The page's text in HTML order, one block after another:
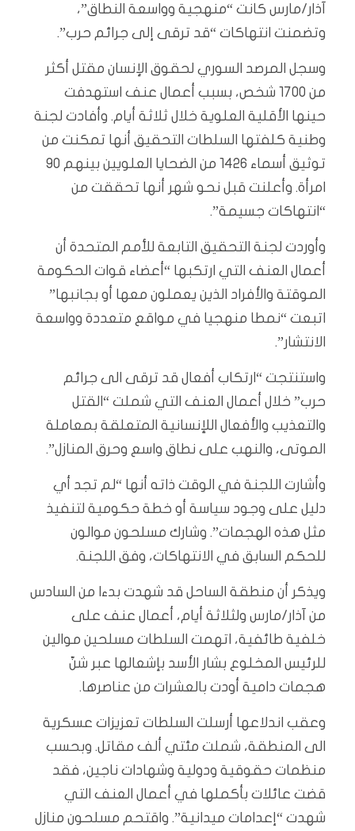
آذار/مارس كانت “منهجية وواسعة النطاق”،
وتضمنت انتهاكات “قد ترقى إلى جرائم حرب”.
وسجل المرصد السوري لحقوق الإنسان مقتل أكثر
من 1700 شخص، بسبب أعمال عنف استهدفت
حينها الأقلية العلوية خلال ثلاثة أيام. وأفادت لجنة
وطنية كلفتها السلطات التحقيق أنها تمكنت من
توثيق أسماء 1426 من الضحايا العلويين بينهم 90
امرأة. وأعلنت قبل نحو شهر أنها تحققت من
“انتهاكات جسيمة”.
وأوردت لجنة التحقيق التابعة للأمم المتحدة أن
أعمال العنف التي ارتكبها “أعضاء قوات الحكومة
الموقتة والأفراد الذين يعملون معها أو بجانبها”
اتبعت “نمطا منهجيا في مواقع متعددة وواسعة
الانتشار”.
واستنتجت “ارتكاب أفعال قد ترقى الى جرائم
حرب” خلال أعمال العنف التي شملت “القتل
والتعذيب والأفعال اللإنسانية المتعلقة بمعاملة
الموتى، والنهب على نطاق واسع وحرق المنازل”.
وأشارت اللجنة في الوقت ذاته أنها “لم تجد أي
دليل على وجود سياسة أو خطة حكومية لتنفيذ
مثل هذه الهجمات”. وشارك مسلحون موالون
للحكم السابق في الانتهاكات، وفق اللجنة.
ويذكر أن منطقة الساحل قد شهدت بدءا من السادس
من آذار/مارس ولثلاثة أيام، أعمال عنف على
خلفية طائفية، اتهمت السلطات مسلحين موالين
للرئيس المخلوع بشار الأسد بإشعالها عبر شنّ
هجمات دامية أودت بالعشرات من عناصرها.
وعقب اندلاعها أرسلت السلطات تعزيزات عسكرية
الى المنطقة، شملت مئتي ألف مقاتل. وبحسب
منظمات حقوقية ودولية وشهادات ناجين، فقد
قضت عائلات بأكملها في أعمال العنف التي
شهدت “إعدامات ميدانية”. واقتحم مسلحون منازل